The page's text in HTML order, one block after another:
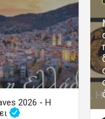
2026 - Η